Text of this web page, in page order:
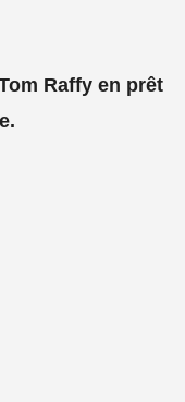
Raffy en prêt